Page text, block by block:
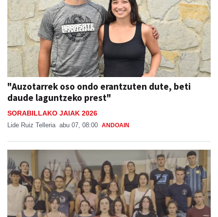
"Auzotarrek oso ondo erantzuten dute, beti
daude laguntzeko prest"
SORABILLAKO JAIAK 2026
Lide Ruiz Telleria abu 07, 08:00 ANDOAIN